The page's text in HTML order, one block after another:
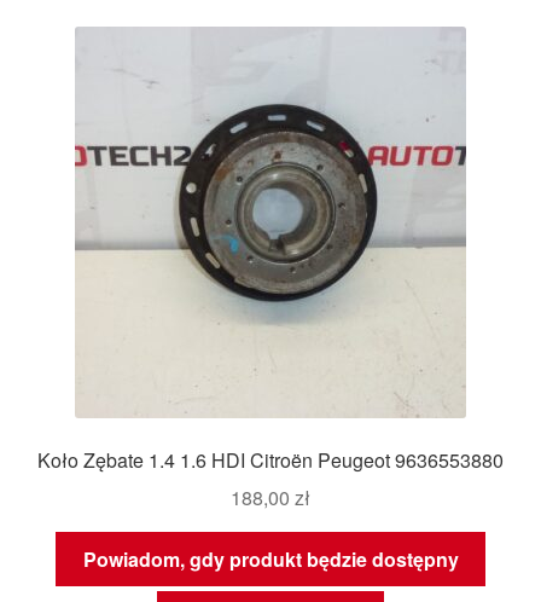
Koło Zębate 1.4 1.6 HDI Citroën Peugeot 9636553880
188,00 zł
Powiadom, gdy produkt będzie dostępny